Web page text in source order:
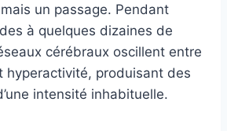
un passage. Pendant
à quelques dizaines de
cérébraux oscillent entre
hyperactivité, produisant des
intensité inhabituelle.